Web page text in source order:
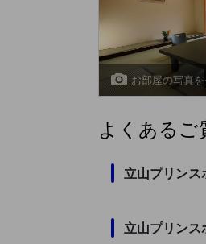
お部屋の写真
よくあるご
立山プリンス
立山プリンス